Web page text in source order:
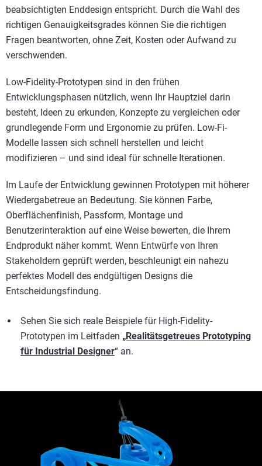
beabsichtigten Enddesign entspricht. Durch die Wahl des
richtigen Genauigkeitsgrades können Sie die richtigen
Fragen beantworten, ohne Zeit, Kosten oder Aufwand zu
verschwenden.
Low-Fidelity-Prototypen sind in den frühen
Entwicklungsphasen nützlich, wenn Ihr Hauptziel darin
besteht, Ideen zu erkunden, Konzepte zu vergleichen oder
grundlegende Form und Ergonomie zu prüfen. Low-Fi-
Modelle lassen sich schnell herstellen und leicht
modifizieren – und sind ideal für schnelle Iterationen.
Im Laufe der Entwicklung gewinnen Prototypen mit höherer
Wiedergabetreue an Bedeutung. Sie können Farbe,
Oberflächenfinish, Passform, Montage und
Benutzerinteraktion auf eine Weise bewerten, die Ihrem
Endprodukt näher kommt. Wenn Entwürfe von Ihren
Stakeholdern geprüft werden, beschleunigt ein nahezu
perfektes Modell des endgültigen Designs die
Entscheidungsfindung.
Sehen Sie sich reale Beispiele für High-Fidelity-
Prototypen im Leitfaden „Realitätsgetreues Prototyping
für Industrial Designer“ an.